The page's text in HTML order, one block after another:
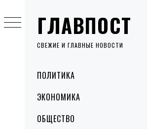
ГЛАВПОСТ
СВЕЖИЕ И ГЛАВНЫЕ НОВОСТИ
MenuПОЛИТИКА
ЭКОНОМИКА
ОБЩЕСТВО
to
content